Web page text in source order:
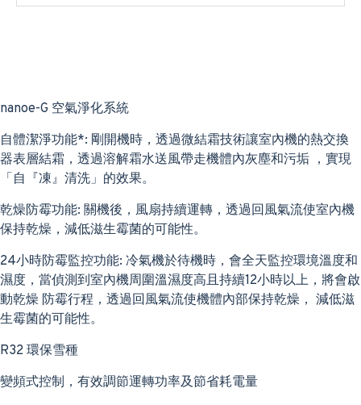
nanoe-G 空氣淨化系統
自體潔淨功能*: 剛開機時，透過微結霜技術讓室內機的熱交換
器表層結霜，透過溶解霜水送風帶走機體內灰塵和污垢 ，實現
「自『凍』清洗」的效果。
乾燥防霉功能: 關機後，風扇持續運轉，透過回風氣流使室內機
保持乾燥，減低滋生霉菌的可能性。
24小時防霉監控功能: 冷氣機於待機時，會全天監控環境溫度和
濕度，當偵測到室內機周圍溫濕度高且持續12小時以上，將會啟
動乾燥 防霉行程，透過回風氣流使機體內部保持乾燥， 減低滋
生霉菌的可能性。
R32 環保雪種
變頻式控制，有效調節運轉功率及節省耗電量